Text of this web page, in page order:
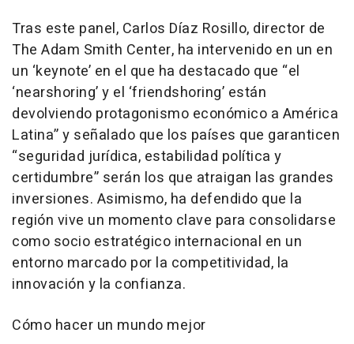
Tras este panel, Carlos Díaz Rosillo, director de
The Adam Smith Center, ha intervenido en un en
un ‘keynote’ en el que ha destacado que “el
‘nearshoring’ y el ‘friendshoring’ están
devolviendo protagonismo económico a América
Latina” y señalado que los países que garanticen
“seguridad jurídica, estabilidad política y
certidumbre” serán los que atraigan las grandes
inversiones. Asimismo, ha defendido que la
región vive un momento clave para consolidarse
como socio estratégico internacional en un
entorno marcado por la competitividad, la
innovación y la confianza.
Cómo hacer un mundo mejor